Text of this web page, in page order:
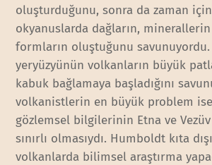
oluşturduğunu, sonra da zaman
okyanuslarda dağların,
formların oluştuğunu
yeryüzyünün volkanların büyük
kabuk bağlamaya başladığını
volkanistlerin en büyük problem
gözlemsel bilgilerinin Etna ve
sınırlı olmasıydı. Humboldt kıta
volkanlarda bilimsel araştırma